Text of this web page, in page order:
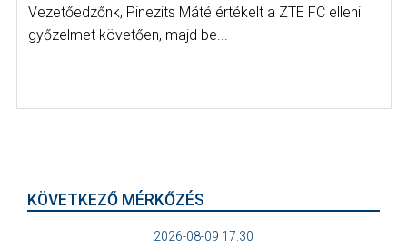
Vezetőedzőnk, Pinezits Máté értékelt a ZTE FC elleni
győzelmet követően, majd be...
KÖVETKEZŐ MÉRKŐZÉS
2026-08-09 17:30